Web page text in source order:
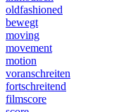
oldfashioned
bewegt
moving
movement
motion
voranschreiten
fortschreitend
filmscore